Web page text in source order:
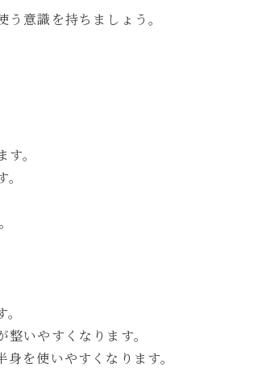
意識を持ちましょう。
。
いやすくなります。
を使いやすくなります。